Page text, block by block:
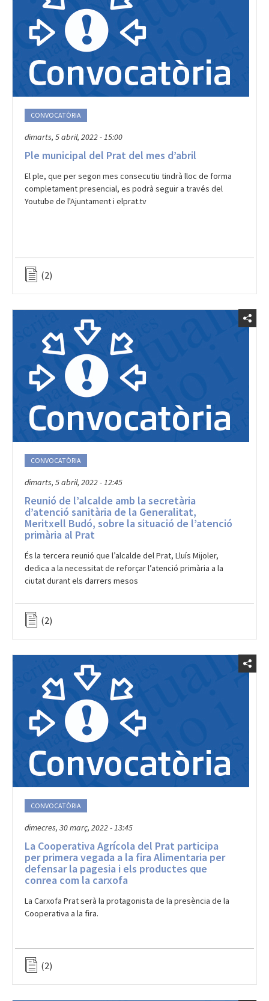
CONVOCATÒRIA
dimarts, 5 abril, 2022 - 15:00
Ple municipal del Prat del mes d’abril
El ple, que per segon mes consecutiu tindrà lloc de forma
completament presencial, es podrà seguir a través del
Youtube de l'Ajuntament i elprat.tv
(2)
CONVOCATÒRIA
dimarts, 5 abril, 2022 - 12:45
Reunió de l’alcalde amb la secretària
d’atenció sanitària de la Generalitat,
Meritxell Budó, sobre la situació de l’atenció
primària al Prat
És la tercera reunió que l’alcalde del Prat, Lluís Mijoler,
dedica a la necessitat de reforçar l’atenció primària a la
ciutat durant els darrers mesos
(2)
CONVOCATÒRIA
dimecres, 30 març, 2022 - 13:45
La Cooperativa Agrícola del Prat participa
per primera vegada a la fira Alimentaria per
defensar la pagesia i els productes que
conrea com la carxofa
La Carxofa Prat serà la protagonista de la presència de la
Cooperativa a la fira.
(2)